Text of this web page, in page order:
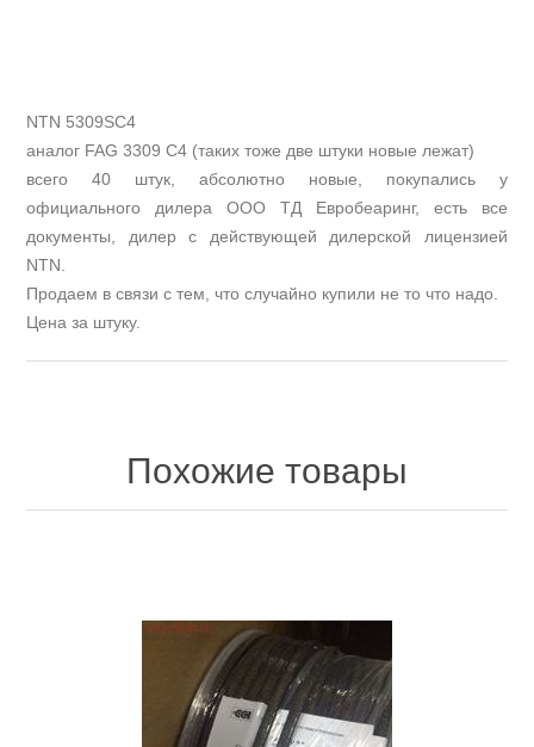
NTN 5309SC4
аналог FAG 3309 C4 (таких тоже две штуки новые лежат)
всего 40 штук, абсолютно новые, покупались у
официального дилера ООО ТД Евробеаринг, есть все
документы, дилер с действующей дилерской лицензией
NTN.
Продаем в связи с тем, что случайно купили не то что надо.
Цена за штуку.
Похожие товары